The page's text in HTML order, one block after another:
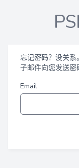
忘记密码？没关
子邮件向您发送密
Email